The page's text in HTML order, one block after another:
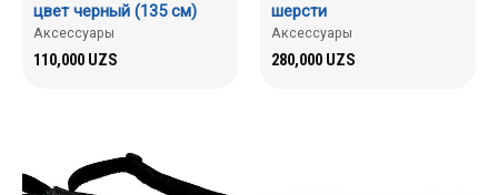
цвет черный (135 см)
Аксессуары
110,000 UZS
шерсти
Аксессуары
280,000 UZS